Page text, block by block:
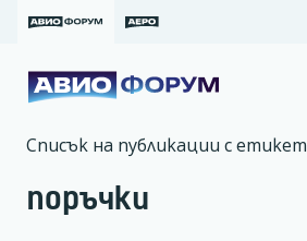
Списък на публикации с етикет
поръчки